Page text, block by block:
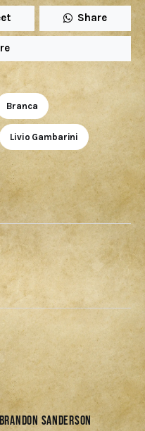
Share
Branca
Livio Gambarini
Sanderson